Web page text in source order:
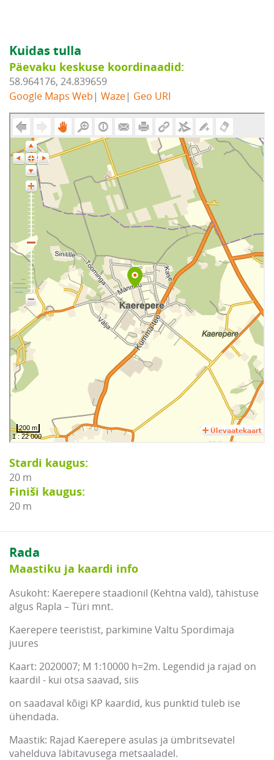
Kuidas tulla
Päevaku keskuse koordinaadid:
58.964176, 24.839659
Google Maps Web | Waze| Geo URI
Stardi kaugus:
20 m
Finiši kaugus:
20 m
Rada
Maastiku ja kaardi info
Asukoht: Kaerepere staadionil (Kehtna vald), tähistuse
algus Rapla – Türi mnt.
Kaerepere teeristist, parkimine Valtu Spordimaja
juures
Kaart: 2020007; M 1:10000 h=2m. Legendid ja rajad on
kaardil - kui otsa saavad, siis
on saadaval kõigi KP kaardid, kus punktid tuleb ise
ühendada.
Maastik: Rajad Kaerepere asulas ja ümbritsevatel
vahelduva läbitavusega metsaaladel.